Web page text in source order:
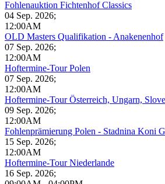
Fohlenauktion Fichtenhof Classics
04 Sep. 2026;
12:00AM
OLD Masters Qualifikation - Anakenenhof
07 Sep. 2026;
12:00AM
Hoftermine-Tour Polen
07 Sep. 2026;
12:00AM
Hoftermine-Tour Österreich, Ungarn,
09 Sep. 2026;
12:00AM
Fohlenprämierung Polen - Stadnina Koni
15 Sep. 2026;
12:00AM
Hoftermine-Tour Niederlande
16 Sep. 2026;